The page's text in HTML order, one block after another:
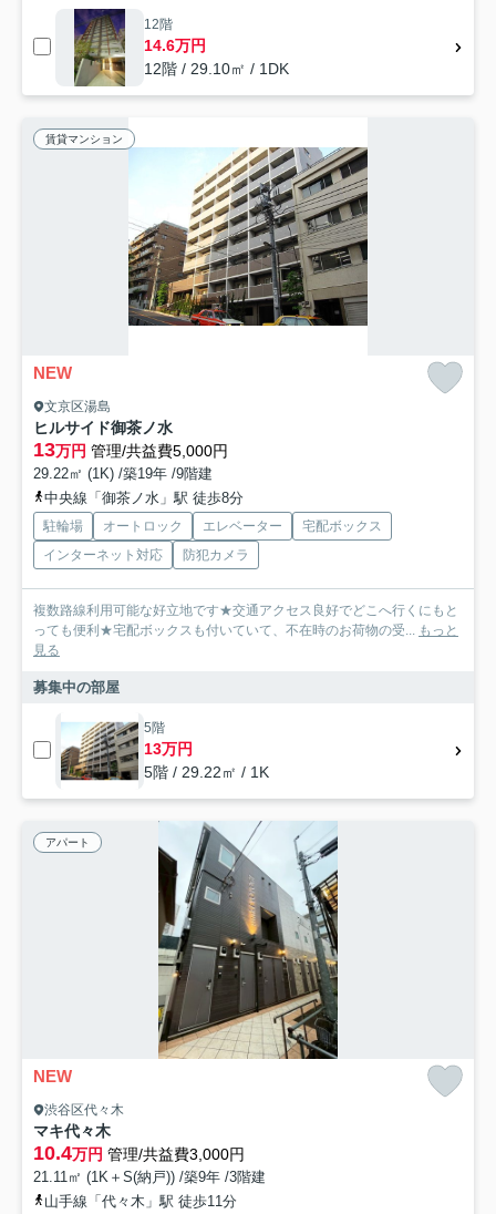
12階
14.6万円
12階 / 29.10㎡ / 1DK
賃貸マンション
NEW
文京区湯島
ヒルサイド御茶ノ水
13万円 管理/共益費5,000円
29.22㎡ (1K) /築19年 /9階建
中央線「御茶ノ水」駅 徒歩8分
駐輪場 オートロック エレベーター
宅配ボックス
インターネット対応
防犯カメラ
複数路線利用可能な好立地です★交通アクセス良好でどこへ行くにもと
っても便利★宅配ボックスも付いていて、不在時のお荷物の受... もっと
見る
募集中の部屋
5階
13万円
5階 / 29.22㎡ / 1K
アパート
NEW
渋谷区代々木
マキ代々木
10.4万円 管理/共益費3,000円
21.11㎡ (1K＋S(納戸)) /築9年 /3階建
山手線「代々木」駅 徒歩11分